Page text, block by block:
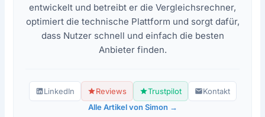
entwickelt und betreibt er die Vergleichsrechner,
optimiert die technische Plattform und sorgt dafür,
dass Nutzer schnell und einfach die besten
Anbieter finden.
LinkedIn Reviews Trustpilot
Kontakt
Alle Artikel von Simon →